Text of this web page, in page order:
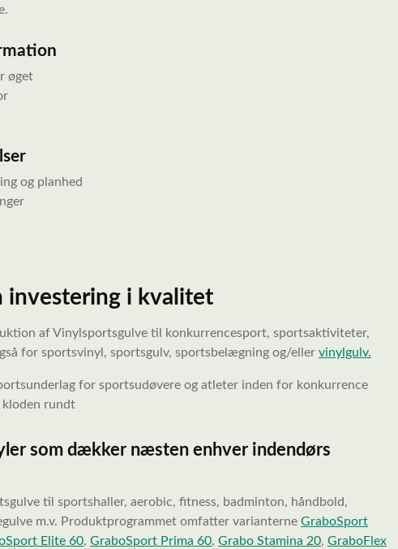
øget
og planhed
investering i kvalitet
af Vinylsportsgulve til konkurrencesport, sportsaktiviteter,
for sportsvinyl, sportsgulv, sportsbelægning og/eller vinylgulv.
for sportsudøvere og atleter inden for konkurrence
rundt
som dækker næsten enhver indendørs
til sportshaller, aerobic, fitness, badminton, håndbold,
m.v. Produktprogrammet omfatter varianterne GraboSport
Elite 60, GraboSport Prima 60, Grabo Stamina 20, GraboFlex